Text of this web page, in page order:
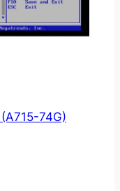
74G)